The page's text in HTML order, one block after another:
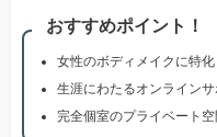
おすすめポイント！
女性のボディメイクに特
生涯にわたるオンラインサ
完全個室のプライベート空